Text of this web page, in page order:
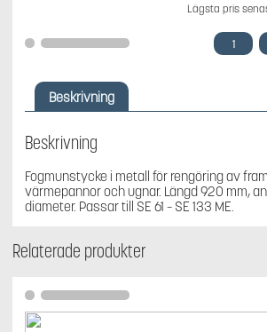
Lägsta pris
STIHL
61
ME
mängd
Beskrivning
Beskrivning
Fogmunstycke i metall för rengöring av
värmepannor och ugnar. Längd 920 mm,
diameter. Passar till SE 61 – SE 133 ME.
Relaterade produkter